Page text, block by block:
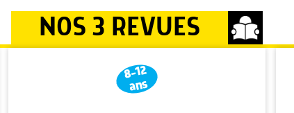
NOS 3 REVUES
8-12
ans